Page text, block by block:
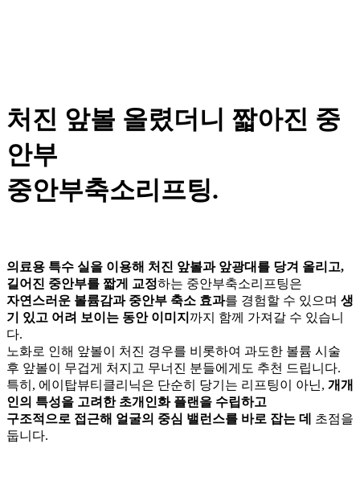
처진 앞볼 올렸더니 짧아진 중
안부
중안부축소리프팅.
의료용 특수 실을 이용해 처진 앞볼과 앞광대를 당겨 올리고,
길어진 중안부를 짧게 교정하는 중안부축소리프팅은
자연스러운 볼륨감과 중안부 축소 효과를 경험할 수 있으며 생
기 있고 어려 보이는 동안 이미지 까지 함께 가져갈 수 있습니
다.
노화로 인해 앞볼이 처진 경우를 비롯하여 과도한 볼륨 시술
후 앞볼이 무겁게 처지고 무너진 분들에게도 추천 드립니다.
특히, 에이탑뷰티클리닉은 단순히 당기는 리프팅이 아닌, 개개
인의 특성을 고려한 초개인화 플랜을 수립하고
구조적으로 접근해 얼굴의 중심 밸런스를 바로 잡는 데
초점을
둡니다.